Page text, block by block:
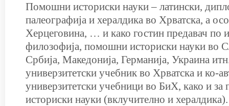
Помошни историски науки – латински,
палеографија и хералдика во Хрватска, а
Херцеговина, … и како гостин предавач по
филозофија, помошни историски науки во
Србија, Македонија, Германија, Украина
универзитетски учебник во Хрватска и ко-
универзитетски учебници во БиХ, како и
историски науки (вклучително и